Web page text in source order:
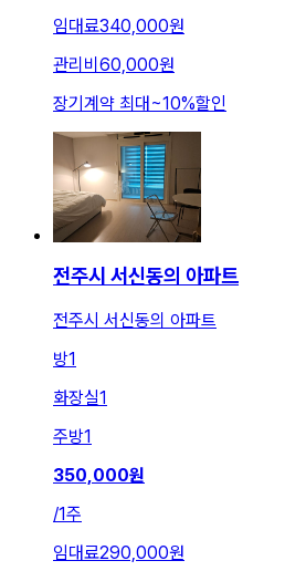
임대료340,000원
관리비 60,000원
장기계약 최대~10%할인
전주시 서신동의 아파트
전주시 서신동의 아파트
방1
화장실1
주방1
350,000원
/1주
임대료290,000원